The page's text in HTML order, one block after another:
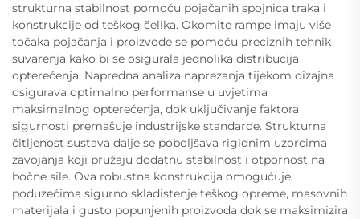
strukturna stabilnost pomoću pojačanih spojnica traka i
konstrukcije od teškog čelika. Okomite rampe imaju više
točaka pojačanja i proizvode se pomoću preciznih tehnik
suvarenja kako bi se osigurala jednolika distribucija
opterećenja. Napredna analiza naprezanja tijekom dizajna
osigurava optimalno performanse u uvjetima
maksimalnog opterećenja, dok uključivanje faktora
sigurnosti premašuje industrijske standarde. Strukturna
čitljenost sustava dalje se poboljšava rigidnim uzorcima
zavojanja koji pružaju dodatnu stabilnost i otpornost na
bočne sile. Ova robustna konstrukcija omogućuje
poduzećima sigurno skladistenje teškog opreme, masovnih
materijala i gusto popunjenih proizvoda dok se maksimizira